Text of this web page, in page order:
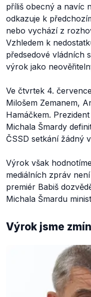
příliš obecný a navíc
odkazuje k
nebo vychází z
Vzhledem k
předsedové vládních
výrok jako
Ve čtvrtek 4.
Milošem Zemanem,
Hamáčkem.
Michala Šmardy
ČSSD setkání žádný
Výrok však
mediálních zpráv
premiér Babiš
Michala Šmardu
Výrok jsme